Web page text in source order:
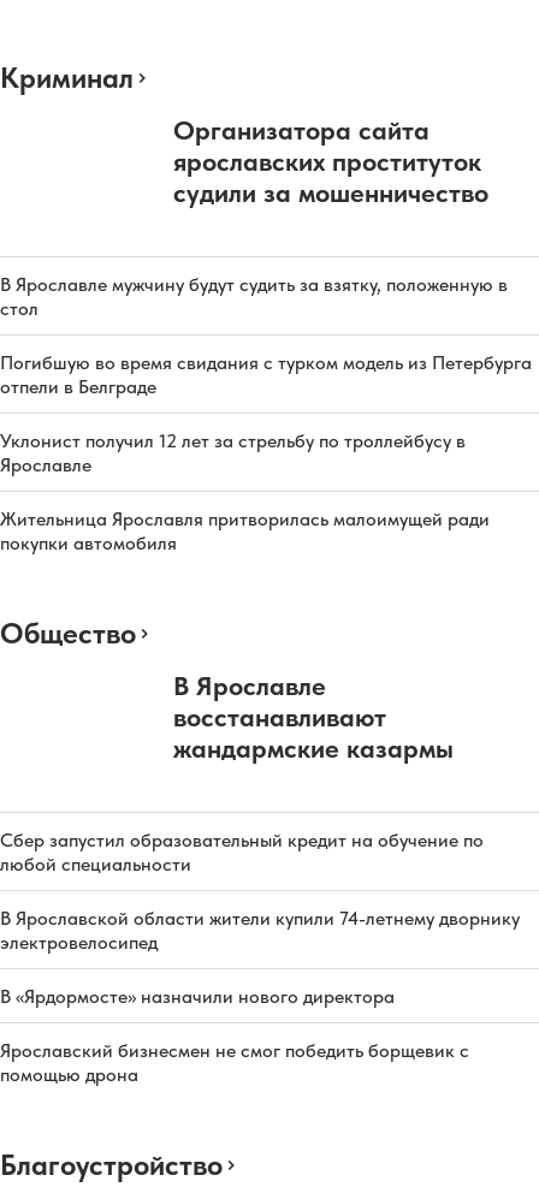
Криминал
Организатора сайта
ярославских проституток
судили за мошенничество
В Ярославле мужчину будут судить за взятку, положенную в
стол
Погибшую во время свидания с турком модель из Петербурга
отпели в Белграде
Уклонист получил 12 лет за стрельбу по троллейбусу в
Ярославле
Жительница Ярославля притворилась малоимущей ради
покупки автомобиля
Общество
В Ярославле
восстанавливают
жандармские казармы
Сбер запустил образовательный кредит на обучение по
любой специальности
В Ярославской области жители купили 74-летнему дворнику
электровелосипед
В «Ярдормосте» назначили нового директора
Ярославский бизнесмен не смог победить борщевик с
помощью дрона
Благоустройство